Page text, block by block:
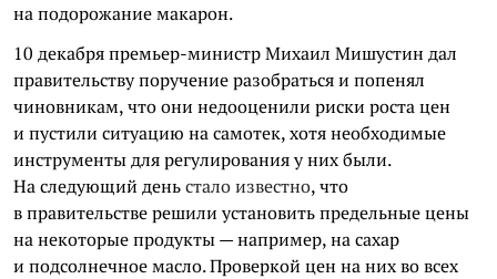
на подорожание макарон.
10 декабря премьер-министр Михаил Мишустин дал
правительству поручение разобраться и попенял
чиновникам, что они недооценили риски роста цен
и пустили ситуацию на самотек, хотя необходимые
инструменты для регулирования у них были.
На следующий деньстало известно, что
в правительстве решили установить предельные цены
на некоторые продукты — например, на сахар
и подсолнечное масло. Проверкой цен на них во всех